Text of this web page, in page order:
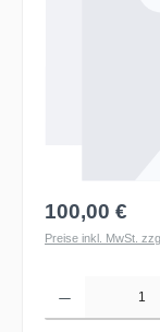
100,00 €
Preise inkl. MwSt.